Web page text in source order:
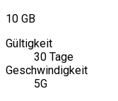
10 GB
Gültigkeit
30 Tage
Geschwindigkeit
5G